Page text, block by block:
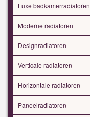
Luxe badkamerradiatoren
Moderne radiatoren
Designradiatoren
Verticale radiatoren
Horizontale radiatoren
Paneelradiatoren